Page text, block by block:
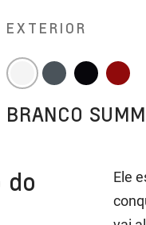
EXTERIOR
BRANCO
do
Ele